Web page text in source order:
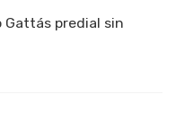
Gattás predial sin